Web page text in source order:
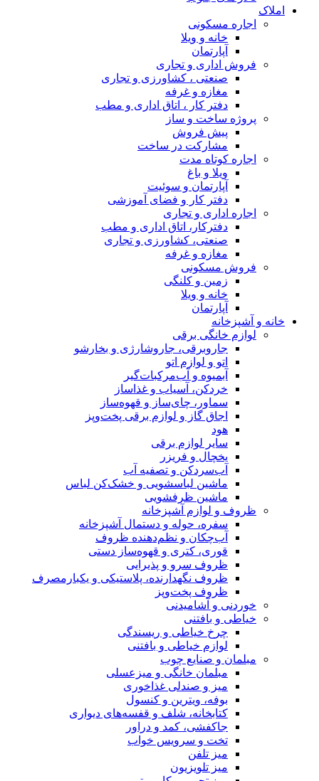
املاک
اجاره مسکونی
خانه و ویلا
آپارتمان
فروش اداری و تجاری
صنعتی ، کشاورزی و تجاری
مغازه و غرفه
دفتر کار ، اتاق اداری و مطب
پروژه ساخت و ساز
پیش فروش
مشارکت در ساخت
اجاره کوتاه مدت
ویلا و باغ
آپارتمان و سوئیت
دفتر کار و فضای آموزشی
اجاره اداری و تجاری
دفترکار، اتاق اداری و مطب
صنعتی، کشاورزی و تجاری
مغازه و غرفه
فروش مسکونی
زمین و کلنگی
خانه و ویلا
آپارتمان
خانه و آشپزخانه
لوازم خانگی برقی
جاروبرقی، جاروشارژی و بخارشو
اتو و لوازم اتو
آبمیوه و آب‌مرکبات‌گیر
خردکن، آسیاب و غذاساز
سماور، چای‌ساز و قهوه‌ساز
اجاق گاز و لوازم برقی پخت‌وپز
هود
سایر لوازم برقی
یخچال و فریزر
آب‌سردکن و تصفیه آب
ماشین لباسشویی و خشک‌کن لباس
ماشین ظرفشویی
ظروف و لوازم آشپزخانه
سفره، حوله و دستمال آشپزخانه
آب‌چکان و نظم‌دهنده ظروف
قوری، کتری و قهوه‌ساز دستی
ظروف سرو و پذیرایی
ظروف نگهدارنده، پلاستیکی و یکبارمصرف
ظروف پخت‌وپز
خوردنی و آشامیدنی
خیاطی و بافتنی
چرخ خیاطی و ریسندگی
لوازم خیاطی و بافتنی
مبلمان و صنایع چوب
مبلمان خانگی و میزعسلی
میز و صندلی غذاخوری
بوفه، ویترین و کنسول
کتابخانه، شلف و قفسه‌های دیواری
جاکفشی، کمد و دراور
تخت و سرویس خواب
میز تلفن
میز تلویزیون